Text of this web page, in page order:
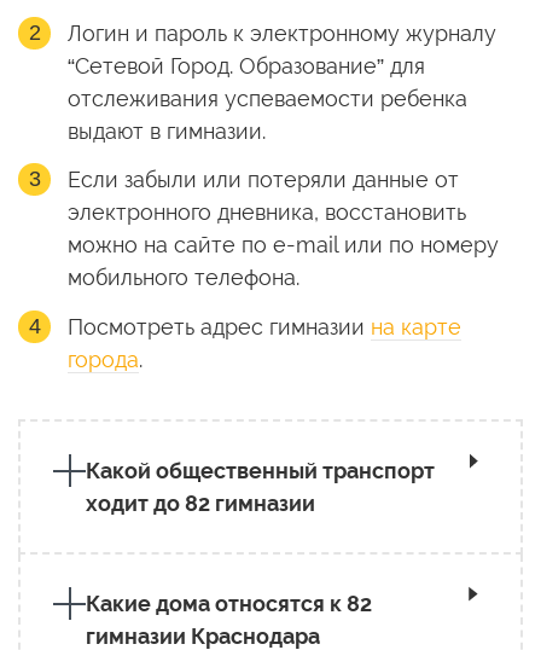
Логин и пароль к электронному журналу
“Сетевой Город. Образование” для
отслеживания успеваемости ребенка
выдают в гимназии.
Если забыли или потеряли данные от
электронного дневника, восстановить
можно на сайте по e-mail или по номеру
мобильного телефона.
Посмотреть адрес гимназии на карте
города.
Какой общественный транспорт
ходит до 82 гимназии
Какие дома относятся к 82
гимназии Краснодара